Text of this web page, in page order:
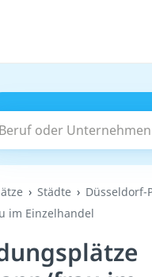
oder Unternehmen
Suchen
Städte
Düsseldorf-
im Einzelhandel